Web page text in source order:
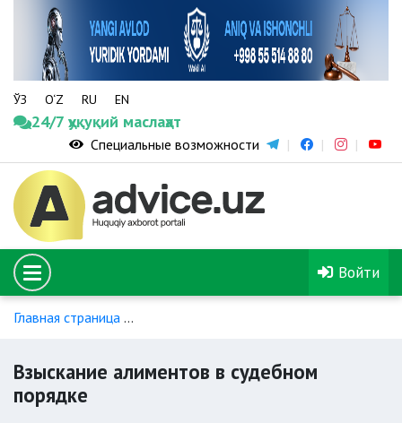
ЎЗ O‘Z RU EN
24/7 ҳуқуқий маслаҳат
Специальные возможности
Войти
Главная страница
Взыскание алиментов в судебном
порядке